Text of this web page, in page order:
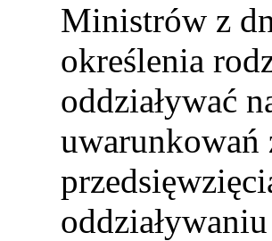
Ministrów z
określenia
oddziaływać